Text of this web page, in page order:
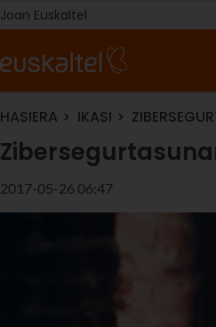
Joan Euskaltel
HASIERA IKASI
2017-05-26 06:47